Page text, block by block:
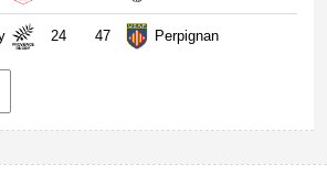
24 47 Perpignan